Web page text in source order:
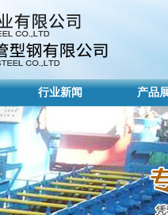
行业新闻
行业新闻
产品
产品